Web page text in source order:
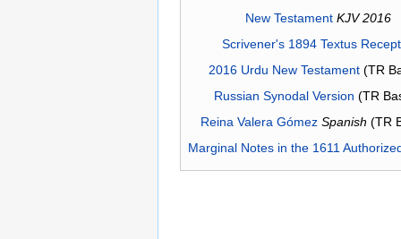
New Testament KJV 2016
Scrivener's 1894 Textus
2016 Urdu New Testament(TR
Russian Synodal Version (TR
Reina Valera Gómez Spanish (TR
Marginal Notes in the 1611